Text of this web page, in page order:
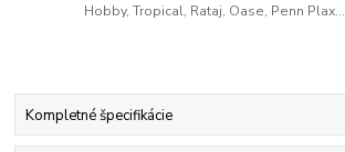
Hobby, Tropical, Rataj, Oase, Penn Plax...
Kompletné špecifikácie